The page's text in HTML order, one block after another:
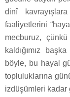
dinî
faaliyetlerini
mecburuz,
kaldığımız
böyle, bu hayal
topluluklarına
izdüşümleri kadar